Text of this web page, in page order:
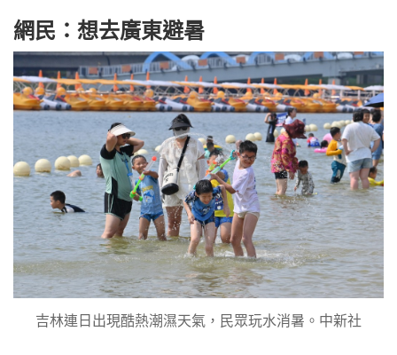
網民：想去廣東避暑
吉林連日出現酷熱潮濕天氣，民眾玩水消暑。中新社